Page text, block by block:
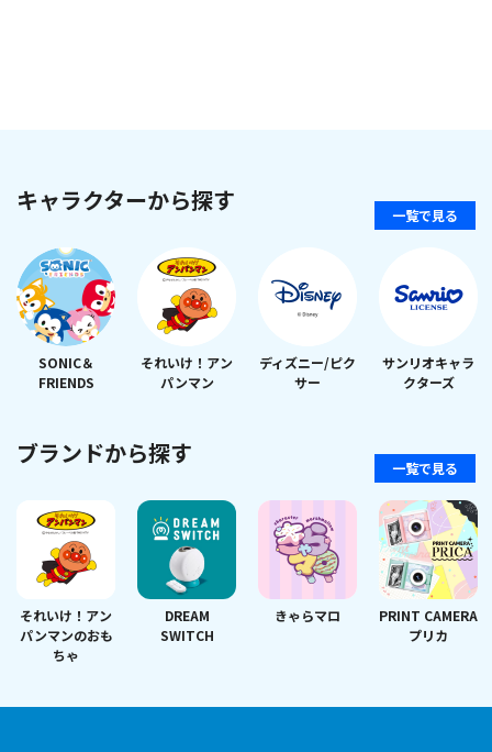
キャラクターから探す 一覧で見る
SONIC＆
FRIENDS
それいけ！アン
パンマン
ディズニー/ピク
サー
サンリオキャラ
クターズ
ブランドから探す 一覧で見る
それいけ！アン
パンマンのおも
ちゃ
DREAM
SWITCH
きゃらマロ
PRINT CAMERA
プリカ